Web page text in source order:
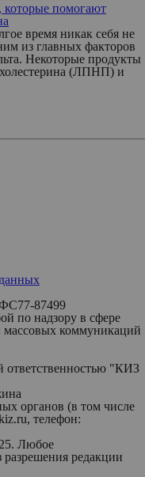
которые помогают
время никак себя не
из главных факторов
Некоторые продукты
холестерина (ЛПНП) и
87499
по надзору в сфере
коммуникаций
ответственностью "КИЗ
органов (в том числе
телефон:
Любое
разрешения редакции